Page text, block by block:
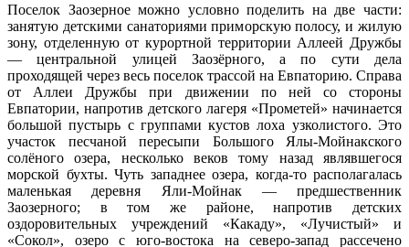
Поселок Заозерное можно условно поделить на две части:
занятую детскими санаториями приморскую полосу, и жилую
зону, отделенную от курортной территории Аллеей Дружбы
— центральной улицей Заозёрного, а по сути дела
проходящей через весь поселок трассой на Евпаторию. Справа
от Аллеи Дружбы при движении по ней со стороны
Евпатории, напротив детского лагеря «Прометей» начинается
большой пустырь с группами кустов лоха узколистого. Это
участок песчаной пересыпи Большого Ялы-Мойнакского
солёного озера, несколько веков тому назад являвшегося
морской бухты. Чуть западнее озера, когда-то располагалась
маленькая деревня Яли-Мойнак — предшественник
Заозерного; в том же районе, напротив детских
оздоровительных учреждений «Какаду», «Лучистый» и
«Сокол», озеро с юго-востока на северо-запад рассечено